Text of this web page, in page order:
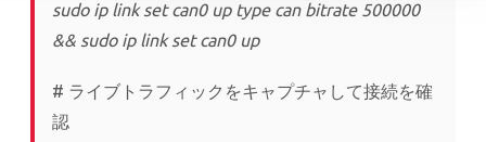
sudo ip link set can0 up type can bitrate 500000
&& sudo ip link set can0 up
# ライブトラフィックをキャプチャして接続を確
認